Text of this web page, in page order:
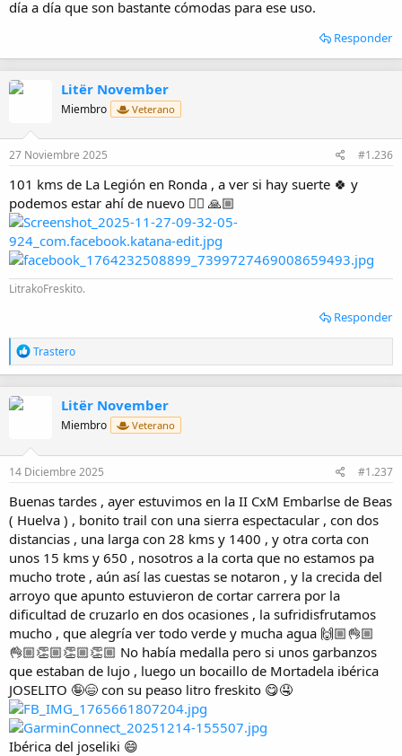
día a día que son bastante cómodas para ese uso.
Responder
Litër November
Miembro Veterano
27 Noviembre 2025 #1.236
101 kms de La Legión en Ronda , a ver si hay suerte 🍀 y
podemos estar ahí de nuevo 👌🏼 🙏🏼
LitrakoFreskito.
Responder
R
e
a
n
e
s
Trastero
Litër November
Miembro Veterano
14 Diciembre 2025 #1.237
Buenas tardes , ayer estuvimos en la II CxM Embarlse de Beas
( Huelva ) , bonito trail con una sierra espectacular , con dos
distancias , una larga con 28 kms y 1400 , y otra corta con
unos 15 kms y 650 , nosotros a la corta que no estamos pa
mucho trote , aún así las cuestas se notaron , y la crecida del
arroyo que apunto estuvieron de cortar carrera por la
dificultad de cruzarlo en dos ocasiones , la sufridisfrutamos
mucho , que alegría ver todo verde y mucha agua 🙌🏼👌🏼
👌🏼👏🏼👏🏼👏🏼 No había medalla pero si unos garbanzos
que estaban de lujo , luego un bocaillo de Mortadela ibérica
JOSELITO 🤪😄 con su peaso litro freskito 😋🤤
Ibérica del joseliki 😄